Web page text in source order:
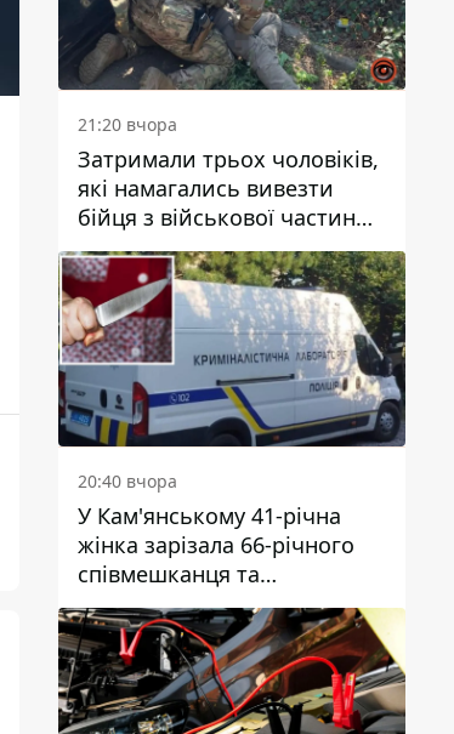
21:20 вчора
Затримали трьох чоловіків,
які намагались вивезти
бійця з військової частини
до Дніпра за 7 тисяч
доларів: серед них був лікар
20:40 вчора
У Кам'янському 41-річна
жінка зарізала 66-річного
співмешканця та
намагалась обманути
поліцейських